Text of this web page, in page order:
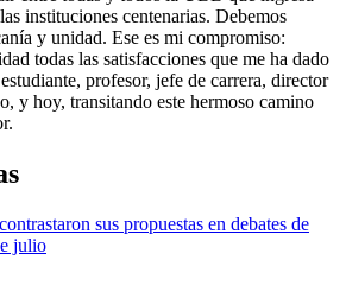
instituciones centenarias. Debemos
y unidad. Ese es mi compromiso:
todas las satisfacciones que me ha dado
profesor, jefe de carrera, director
y hoy, transitando este hermoso camino